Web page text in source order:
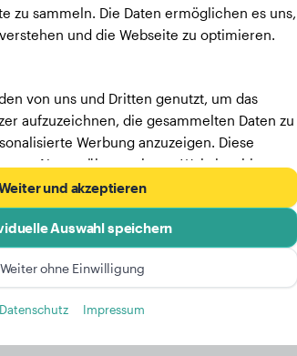
zu sammeln. Die Daten ermöglichen es uns,
und die Webseite zu optimieren.
von uns und Dritten genutzt, um das
aufzuzeichnen, die gesammelten Daten zu
Werbung anzuzeigen. Diese
uns, Nutzer über mehrere Websites hinweg
Liste unserer Werbepartner.
in unserer Datenschutzerklärung
und akzeptieren
Auswahl speichern
Weiter ohne Einwilligung
Datenschutz Impressum